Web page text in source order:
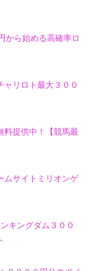
から始める高確率ロ
リロト最大３００
料提供中！【競馬最
ムサイトミリオンゲ
キングダム３００